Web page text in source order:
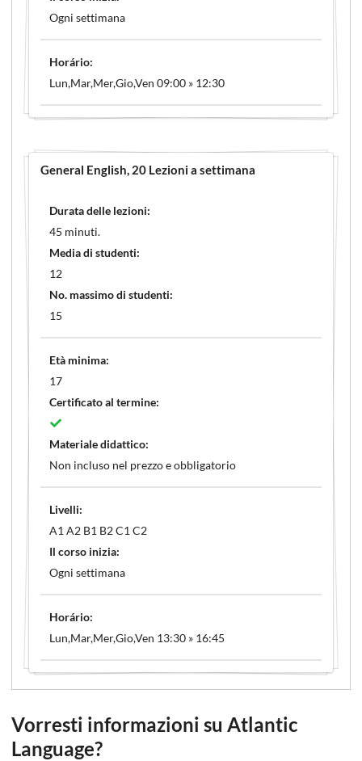
Ogni settimana
Horário:
Lun,Mar,Mer,Gio,Ven 09:00 » 12:30
General English, 20 Lezioni a settimana
Durata delle lezioni:
45 minuti.
Media di studenti:
12
No. massimo di studenti:
15
Età minima:
17
Certificato al termine:
Materiale didattico:
Non incluso nel prezzo e obbligatorio
Livelli:
A1 A2 B1 B2 C1 C2
Il corso inizia:
Ogni settimana
Horário:
Lun,Mar,Mer,Gio,Ven 13:30 » 16:45
Vorresti informazioni su Atlantic
Language?